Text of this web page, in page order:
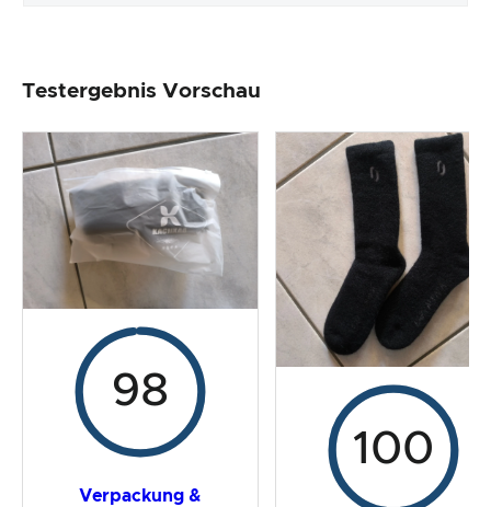
Produktverarbeitung & Erscheinungsbild
Der Praxistest
Preis-/ Leistungsverhältnis
Gesamtergebnis
Testergebnis Vorschau
98
Verpackung &
100